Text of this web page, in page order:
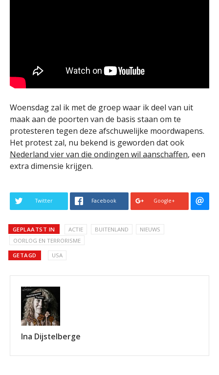
Woensdag zal ik met de groep waar ik deel van uit
maak aan de poorten van de basis staan om te
protesteren tegen deze afschuwelijke moordwapens.
Het protest zal, nu bekend is geworden dat ook
Nederland vier van die ondingen wil aanschaffen, een
extra dimensie krijgen.
Twitter Facebook Google+
GEPLAATST IN ACTIE BUITENLAND
NIEUWS
OORLOG EN TERRORISME
GETAGD USA
Ina Dijstelberge